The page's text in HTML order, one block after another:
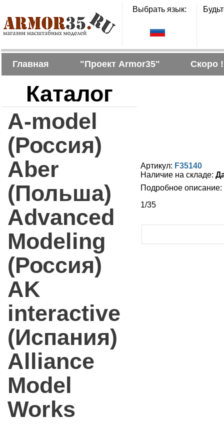
Выбрать язык:
Главная "Проект Armor35" Скоро !
Каталог
A-model
(Россия)
Aber
(Польша)
Advanced
Modeling
(Россия)
AK
interactive
(Испания)
Alliance
Model
Works
Артикул: F35140
Наличие на складе:
Подробное описание:
1/35